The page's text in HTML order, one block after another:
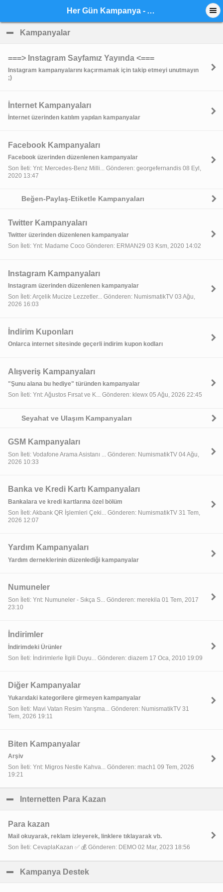
Her Gün Kampanya - Anasayfa
Kampanyalar
===> Instagram Sayfamız Yayında <===
Instagram kampanyalarını kaçırmamak için takip etmeyi unutmayın
;)
İnternet Kampanyaları
İnternet üzerinden katılım yapılan kampanyalar
Facebook Kampanyaları
Facebook üzerinden düzenlenen kampanyalar
Son İleti: Ynt: Mercedes-Benz Milli... Gönderen: georgefernandis 08 Eyl,
2020 13:47
Beğen-Paylaş-Etiketle Kampanyaları
Twitter Kampanyaları
Twitter üzerinden düzenlenen kampanyalar
Son İleti: Ynt: Madame Coco Gönderen: ERMAN29 03 Ksm, 2020 14:02
Instagram Kampanyaları
Instagram üzerinden düzenlenen kampanyalar
Son İleti: Arçelik Mucize Lezzetler... Gönderen: NumismatikTV 03 Ağu,
2026 16:03
İndirim Kuponları
Onlarca internet sitesinde geçerli indirim kupon kodları
Alışveriş Kampanyaları
"Şunu alana bu hediye" türünden kampanyalar
Son İleti: Ynt: Ağustos Fırsat ve K... Gönderen: klewx 05 Ağu, 2026 22:45
Seyahat ve Ulaşım Kampanyaları
GSM Kampanyaları
Son İleti: Vodafone Arama Asistanı ... Gönderen: NumismatikTV 04 Ağu,
2026 10:33
Banka ve Kredi Kartı Kampanyaları
Bankalara ve kredi kartlarına özel bölüm
Son İleti: Akbank QR İşlemleri Çeki... Gönderen: NumismatikTV 31 Tem,
2026 12:07
Yardım Kampanyaları
Yardım derneklerinin düzenlediği kampanyalar
Numuneler
Son İleti: Ynt: Numuneler - Sıkça S... Gönderen: merekila 01 Tem, 2017
23:10
İndirimler
İndirimdeki Ürünler
Son İleti: İndirimlerle İlgili Duyu... Gönderen: diazem 17 Oca, 2010 19:09
Diğer Kampanyalar
Yukarıdaki kategorilere girmeyen kampanyalar
Son İleti: Mavi Vatan Resim Yarışma... Gönderen: NumismatikTV 31
Tem, 2026 19:11
Biten Kampanyalar
Arşiv
Son İleti: Ynt: Migros Nestle Kahva... Gönderen: mach1 09 Tem, 2026
19:21
Internetten Para Kazan
Para kazan
Mail okuyarak, reklam izleyerek, linklere tıklayarak vb.
Son İleti: CevaplaKazan ✅ 💰 Gönderen: DEMO 02 Mar, 2023 18:56
Kampanya Destek